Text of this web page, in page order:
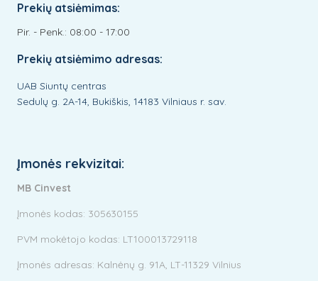
Prekių atsiėmimas:
Pir. - Penk.: 08:00 - 17:00
Prekių atsiėmimo adresas:
UAB Siuntų centras
Sedulų g. 2A-14, Bukiškis, 14183 Vilniaus r. sav.
Įmonės rekvizitai:
MB Cinvest
Įmonės kodas: 305630155
PVM mokėtojo kodas: LT100013729118
Įmonės adresas: Kalnėnų g. 91A, LT-11329 Vilnius